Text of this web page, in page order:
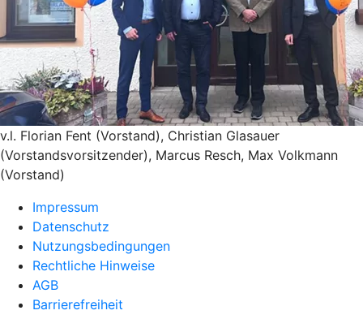
v.l. Florian Fent (Vorstand), Christian Glasauer
(Vorstandsvorsitzender), Marcus Resch, Max Volkmann
(Vorstand)
Impressum
Datenschutz
Nutzungsbedingungen
Rechtliche Hinweise
AGB
Barrierefreiheit